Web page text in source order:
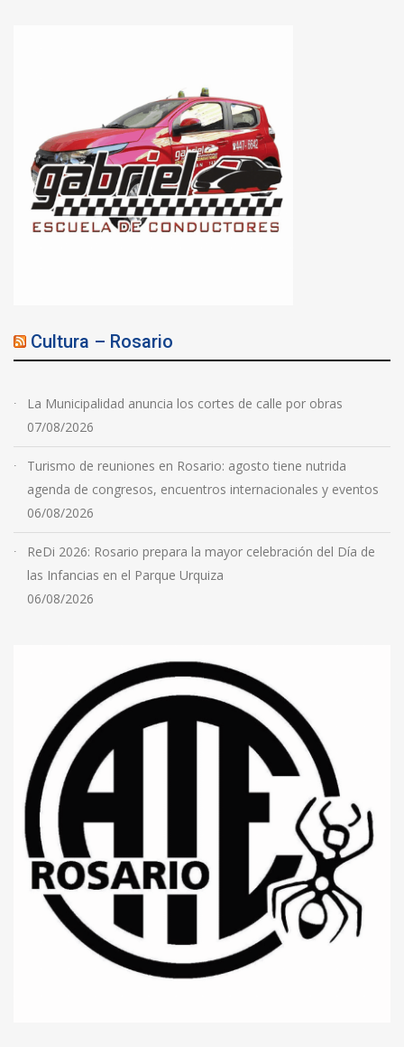
Cultura – Rosario
La Municipalidad anuncia los cortes de calle por obras
07/08/2026
Turismo de reuniones en Rosario: agosto tiene nutrida
agenda de congresos, encuentros internacionales y eventos
06/08/2026
ReDi 2026: Rosario prepara la mayor celebración del Día de
las Infancias en el Parque Urquiza
06/08/2026